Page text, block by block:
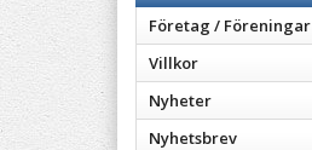
Företag / Föreningar
Villkor
Nyheter
Nyhetsbrev